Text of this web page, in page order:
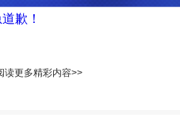
歉！
读更多精彩内容>>